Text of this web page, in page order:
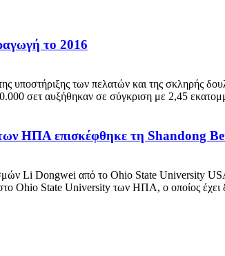
το 2016
υποστήριξης των πελατών και της σκληρής
σετ αυξήθηκαν σε σύγκριση με 2,45
ΗΠΑ επισκέφθηκε τη Shandong
Li Dongwei από το Ohio State University
Ohio State University των ΗΠΑ, ο οποίος έχει